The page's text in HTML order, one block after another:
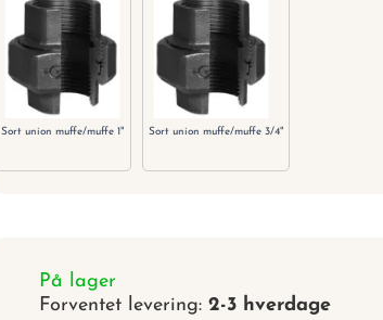
Sort union muffe/muffe 1" Sort union muffe/muffe 3/4"
På lager
Forventet levering:2-3 hverdage